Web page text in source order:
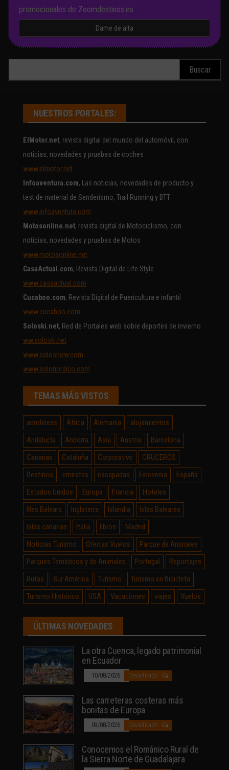
promocionales de Zoomdestinos.es
NUESTROS PORTALES:
ElMotor.net, revista digital del mundo del automóvil, con
noticias, novedades y pruebas de coches
www.elmotor.net
Infoaventura.com, Las noticias, novedades de producto y
test de material de Senderismo, Trail Running y BTT
www.infoaventura.com
Motosonline.net, revista digital de Motociclismo, con
noticias, novedades y pruebas de Motos
www.motosonline.net
CasaActual.com, Revista Digital de Life Style
www.casaactual.com
Cucaboo.com, Revista Digital de Puericultura e infantil
www.cucaboo.com
Soloski.net, Red de Portales web sobre deportes de invierno
ww.soloski.net
www.solosnow.com
www.solonordico.com
TEMAS MÁS VISTOS
aerolineas Africa Alemania
alojamientos
Andalucía
Andorra Asia Austria
Barcelona
Canarias
Cataluña Corporativo
CRUCEROS
Destinos
emirates escapadas Eslovenia
España
Estados Unidos
Europa Francia
Hoteles
Illes Balears
Inglaterra Islandia
Islas Baleares
Islas canarias
Italia libros
Madrid
Noticias Turismo
Ofertas Vuelos
Parque de Animales
Parques Temáticos y de Animales
Portugal
Reportajes
Rutas
Sur América Turismo
Turismo en Bicicleta
Turismo Histórico
USA Vacaciones viajes Vuelos
ÚLTIMAS NOVEDADES
La otra Cuenca, legado patrimonial
en Ecuador
10/08/2026 Desactivado
Las carreteras costeras más
bonitas de Europa
09/08/2026 Desactivado
Conocemos el Románico Rural de
la Sierra Norte de Guadalajara